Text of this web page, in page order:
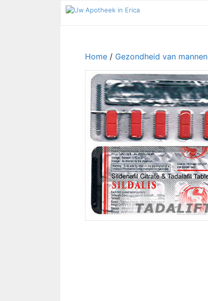
Home / Gezondheid van mannen